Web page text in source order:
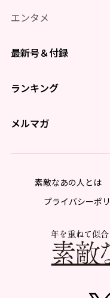
エンタメ
最新号＆付録
ランキング
メルマガ
素敵なあの人とは
プライバシーポ